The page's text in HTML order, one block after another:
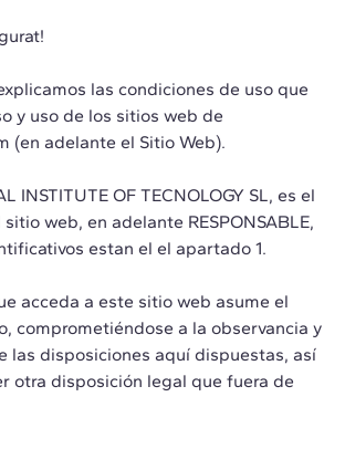
las condiciones de uso que
y uso de los sitios web de
(en adelante el Sitio Web).
INSTITUTE OF TECNOLOGY SL, es el
web, en adelante RESPONSABLE,
estan el el apartado 1.
acceda a este sitio web asume el
comprometiéndose a la observancia y
las disposiciones aquí dispuestas, así
otra disposición legal que fuera de